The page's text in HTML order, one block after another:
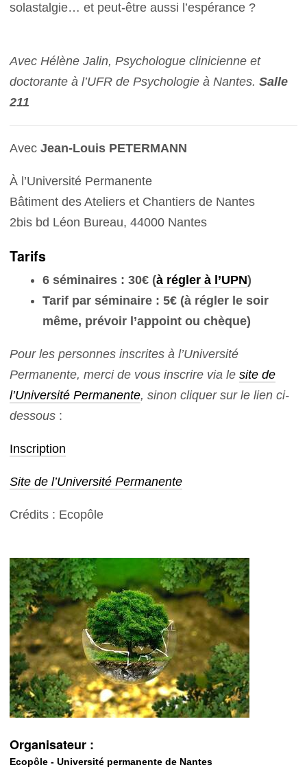
solastalgie… et peut-être aussi l’espérance ?
Avec Hélène Jalin, Psychologue clinicienne et
doctorante à l’UFR de Psychologie à Nantes.Salle
211
AvecJean-Louis PETERMANN
À l’Université Permanente
Bâtiment des Ateliers et Chantiers de Nantes
2bis bd Léon Bureau, 44000 Nantes
Tarifs
6 séminaires : 30€ (à régler à l’UPN)
Tarif par séminaire : 5€ (à régler le soir
même, prévoir l’appoint ou chèque)
Pour les personnes inscrites à l’Université
Permanente, merci de vous inscrire via lesite de
l’Université Permanente, sinon cliquer sur le lien ci-
dessous :
Inscription
Site de l’Université Permanente
Crédits : Ecopôle
Organisateur :
Ecopôle - Université permanente de Nantes